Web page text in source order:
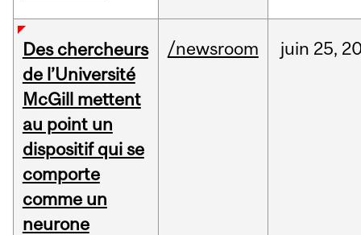
Des chercheurs
de l’Université
McGill mettent
au point un
dispositif qui se
comporte
comme un
neurone
/newsroom juin 25,